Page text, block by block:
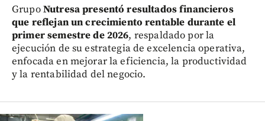
GrupoNutresa presentó resultados financieros
que reflejan un crecimiento rentable durante el
primer semestre de 2026, respaldado por la
ejecución de su estrategia de excelencia operativa,
enfocada en mejorar la eficiencia, la productividad
y la rentabilidad del negocio.